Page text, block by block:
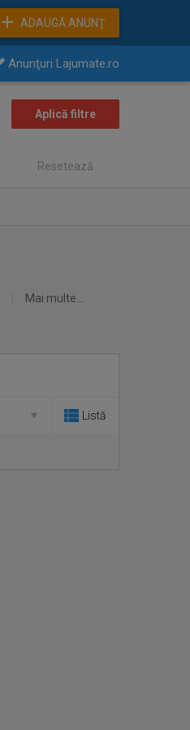
ADAUGĂ ANUNŢ
Anunţuri Lajumate.ro
Resetează
Mai multe...
Listă